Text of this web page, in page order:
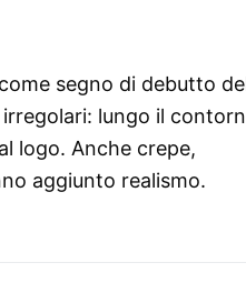
segno di debutto
lungo il
logo. Anche crepe,
aggiunto realismo.